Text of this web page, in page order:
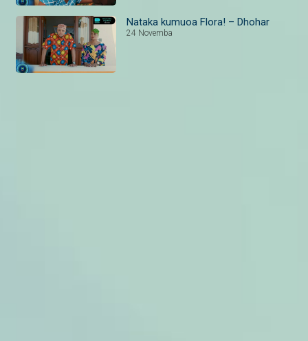
Nataka kumuoa Flora! – Dhohar
24 Novemba